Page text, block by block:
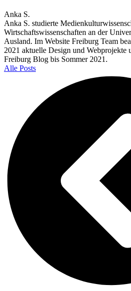
Anka S.
Anka S. studierte
Wirtschaftswissenschaften an der
Ausland. Im Website Freiburg Team
2021 aktuelle Design und Webprojekte
Freiburg Blog bis Sommer 2021.
Alle Posts